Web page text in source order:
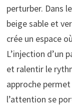
perturber. Dans
beige sable et
crée un espace
L’injection d’un
et ralentir le
approche
l’attention se